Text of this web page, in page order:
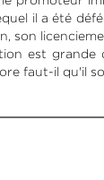
il a été
son
est grande
faut-il qu'il